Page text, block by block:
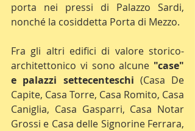
porta nei pressi di Palazzo Sardi,
nonché la cosiddetta Porta di Mezzo.
Fra gli altri edifici di valore storico-
architettonico vi sono alcune "case"
e palazzi settecenteschi (Casa De
Capite, Casa Torre, Casa Romito, Casa
Caniglia, Casa Gasparri, Casa Notar
Grossi e Casa delle Signorine Ferrara,